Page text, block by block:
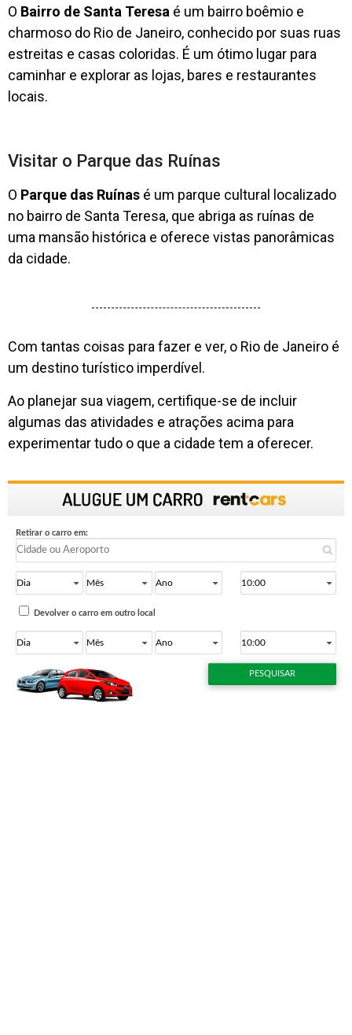
O Bairro de Santa Teresa é um bairro boêmio e
charmoso do Rio de Janeiro, conhecido por suas ruas
estreitas e casas coloridas. É um ótimo lugar para
caminhar e explorar as lojas, bares e restaurantes
locais.
Visitar o Parque das Ruínas
O Parque das Ruínas é um parque cultural localizado
no bairro de Santa Teresa, que abriga as ruínas de
uma mansão histórica e oferece vistas panorâmicas
da cidade.
Com tantas coisas para fazer e ver, o Rio de Janeiro é
um destino turístico imperdível.
Ao planejar sua viagem, certifique-se de incluir
algumas das atividades e atrações acima para
experimentar tudo o que a cidade tem a oferecer.